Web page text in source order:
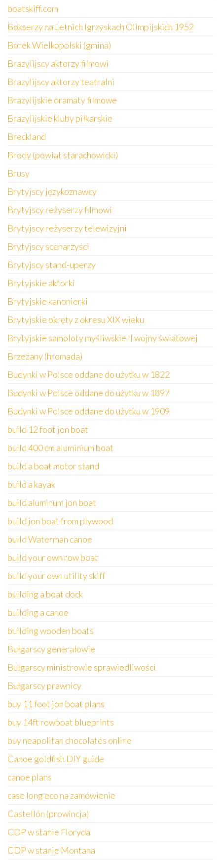
boatskiff.com
Bokserzy na Letnich Igrzyskach Olimpijskich 1952
Borek Wielkopolski (gmina)
Brazylijscy aktorzy filmowi
Brazylijscy aktorzy teatralni
Brazylijskie dramaty filmowe
Brazylijskie kluby piłkarskie
Breckland
Brody (powiat starachowicki)
Brusy
Brytyjscy językoznawcy
Brytyjscy reżyserzy filmowi
Brytyjscy reżyserzy telewizyjni
Brytyjscy scenarzyści
Brytyjscy stand-uperzy
Brytyjskie aktorki
Brytyjskie kanonierki
Brytyjskie okręty z okresu XIX wieku
Brytyjskie samoloty myśliwskie II wojny światowej
Brzeżany (hromada)
Budynki w Polsce oddane do użytku w 1822
Budynki w Polsce oddane do użytku w 1897
Budynki w Polsce oddane do użytku w 1909
build 12 foot jon boat
build 400 cm aluminium boat
build a boat motor stand
build a kayak
build aluminum jon boat
build jon boat from plywood
build Waterman canoe
build your own row boat
build your own utility skiff
building a boat dock
building a canoe
building wooden boats
Bułgarscy generałowie
Bułgarscy ministrowie sprawiedliwości
Bułgarscy prawnicy
buy 11 foot jon boat plans
buy 14ft rowboat blueprints
buy neapolitan chocolates online
Canoe goldfish DIY guide
canoe plans
case long eco na zamówienie
Castellón (prowincja)
CDP w stanie Floryda
CDP w stanie Montana